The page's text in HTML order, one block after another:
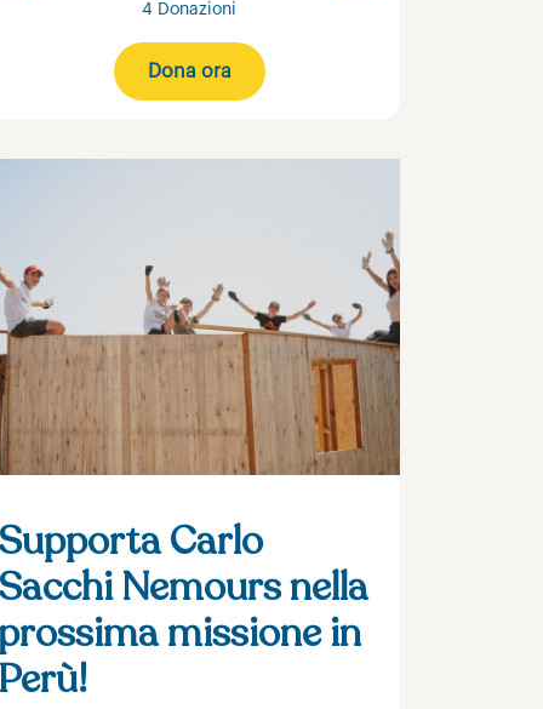
4 Donazioni
Dona ora
Supporta Carlo
Sacchi Nemours nella
prossima missione in
Perù!